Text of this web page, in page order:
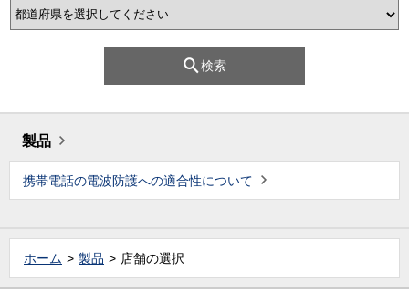
検索
製品
携帯電話の電波防護への適合性について
ホーム 製品 店舗の選択